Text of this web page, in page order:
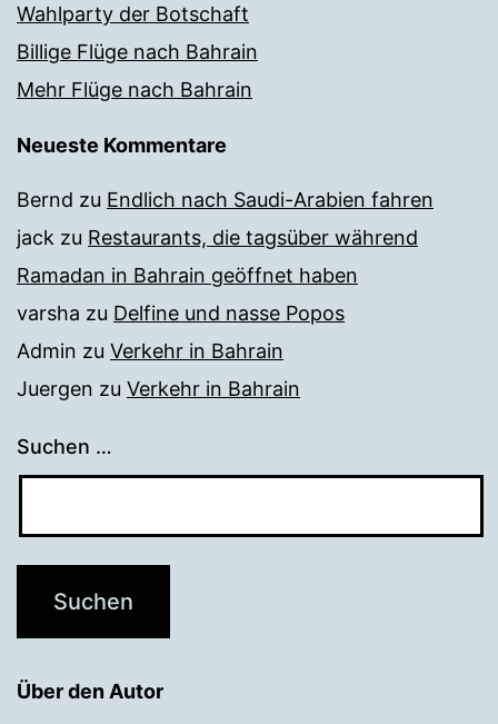
Wahlparty der Botschaft
Billige Flüge nach Bahrain
Mehr Flüge nach Bahrain
Neueste Kommentare
Bernd zu Endlich nach Saudi-Arabien fahren
jack zu Restaurants, die tagsüber während
Ramadan in Bahrain geöffnet haben
varsha zu Delfine und nasse Popos
Admin zu Verkehr in Bahrain
Juergen zu Verkehr in Bahrain
Suchen …
Über den Autor